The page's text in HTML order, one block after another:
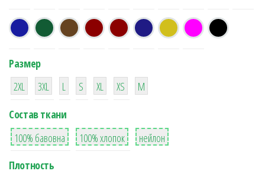
Размер
38
2XL
16
3XL
42
L
42
S
42
XL XS
М
Состав ткани
8
100% бавовна
36
100% хлопок
2
нейлон
Плотность